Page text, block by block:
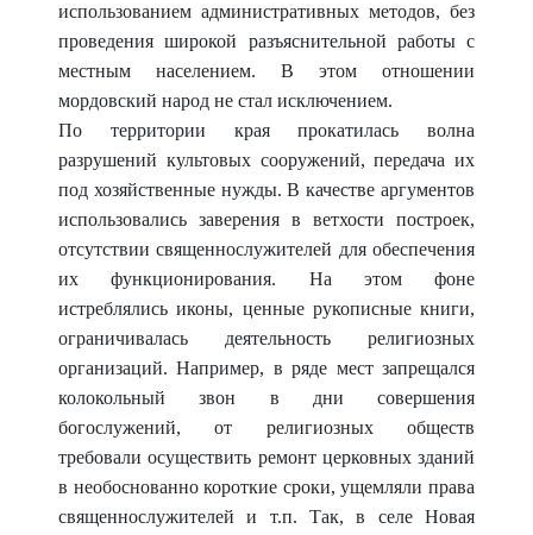
использованием административных методов, без
проведения широкой разъяснительной работы с
местным населением. В этом отношении
мордовский народ не стал исключением.
По территории края прокатилась волна
разрушений культовых сооружений, передача их
под хозяйственные нужды. В качестве аргументов
использовались заверения в ветхости построек,
отсутствии священнослужителей для обеспечения
их функционирования. На этом фоне
истреблялись иконы, ценные рукописные книги,
ограничивалась деятельность религиозных
организаций. Например, в ряде мест запрещался
колокольный звон в дни совершения
богослужений, от религиозных обществ
требовали осуществить ремонт церковных зданий
в необоснованно короткие сроки, ущемляли права
священнослужителей и т.п. Так, в селе Новая